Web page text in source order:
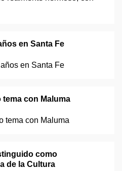
en Santa Fe
con Maluma
como
de la Cultura